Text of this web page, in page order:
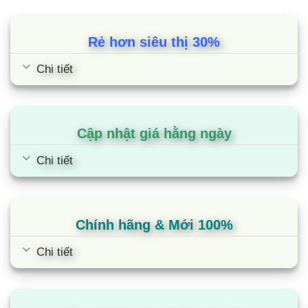
chỉ hạn chế bị hư hỏng mà còn giữ lại được sự
Bảo quản thực phẩm luôn tươi ngon
Trang bị công nghệ Fresher shield giúp nhiệt độ
trong tủ hạn chế biến động. Nhờ vậy mà thực
phẩm được bảo quản ít bị sốc nhiệt và mất đi kết
hương vị và độ tươi ngon đến 99%.
Ngăn ẩm HCS
Trang bị ngăn ẩm HCS riêng biệt. Ngăn lưu trữ
Rẻ hơn siêu thị 30%
Chi tiết
Cập nhật giá hằng ngày
Chi tiết
Chính hãng & Mới 100%
Chi tiết